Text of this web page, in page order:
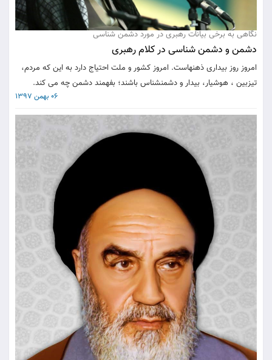
نگاهی به برخی بیانات رهبری در مورد دشمن شناسی
دشمن و دشمن شناسی در کلام رهبری
امروز روز بيدارى ذهنهاست. امروز كشور و ملت احتياج دارد به اين كه مردم،
تيزبين ، هوشيار، بيدار و دشمن‏شناس باشند؛ بفهمند دشمن چه می كند.
06 بهمن 1397